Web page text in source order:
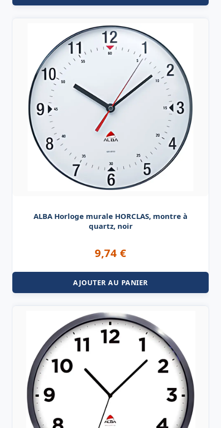
ALBA Horloge murale HORCLAS, montre à
quartz, noir
9,74 €
AJOUTER AU PANIER